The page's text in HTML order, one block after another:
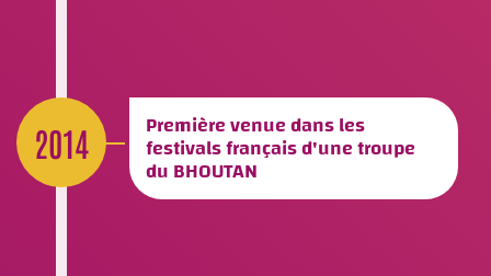
2014 Première venue dans les
festivals français d'une troupe
du BHOUTAN